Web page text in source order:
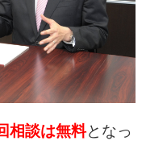
相談は無料となっ